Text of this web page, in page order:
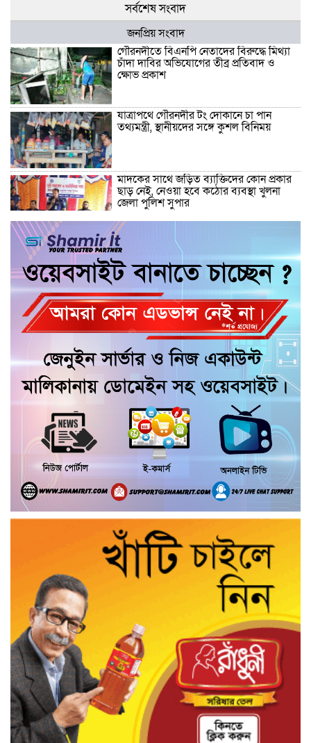
সর্বশেষ সংবাদ
জনপ্রিয় সংবাদ
গৌরনদীতে বিএনপি নেতাদের বিরুদ্ধে মিথ্যা
চাঁদা দাবির অভিযোগের তীব্র প্রতিবাদ ও
ক্ষোভ প্রকাশ
যাত্রাপথে গৌরনদীর টং দোকানে চা পান
তথ্যমন্ত্রী, স্থানীয়দের সঙ্গে কুশল বিনিময়
মাদকের সাথে জড়িত ব্যাক্তিদের কোন প্রকার
ছাড় নেই, নেওয়া হবে কঠোর ব্যবস্থা খুলনা
জেলা পুলিশ সুপার
“জুলাই কোন দল বা গোষ্টীর নয়, এটি সমগ্র
জাতির ” অ্যাডভোকেট জালাল উদ্দিন এমপি
ধামরাইয়ে ট্রাক চাপায় মোটরসাইকেল আরোহী
পশু চিকিৎসক নিহত, আহত ৩
কয়রায় জুলাই ছাত্র গণঅভ্যুত্থানের ২য় বার্ষিকী
উপলক্ষে জামায়াতের দোয়া ও গণমিছিল
জুলাই গণ-অভ্যুত্থান দিবসের অনুষ্ঠানে
গণঅধিকার পরিষদের নেতাকে হেনস্থার
অভিযোগ
গৌরনদীতে নিরাপদ অভিবাসন ও দক্ষতা
উন্নয়ন শীর্ষক সেমিনার অনুষ্ঠিত,
আশুলিয়ার বাইপাইল পাইকারি কাঁচা বাজারে
চেয়ারম্যান প্রার্থী ইসরাফিল হোসেনের নির্বাচনী
আশুলিয়ার কাঠগড়া নয়াপাড়ায় কথিত মাদক
ব্যবসার অভিযোগ, পুলিশের হস্তক্ষেপ কামনা
এলাকাবাসীর